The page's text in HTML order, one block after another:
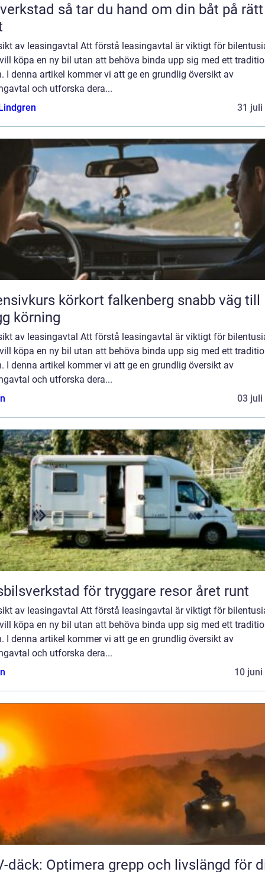
tar du hand om din båt på rätt
av leasingavtal Att förstå leasingavtal är viktigt för
köpa en ny bil utan att behöva binda upp sig med ett
I denna artikel kommer vi att ge en grundlig översikt av
och utforska dera...
31 juli
körkort falkenberg snabb väg till
körning
av leasingavtal Att förstå leasingavtal är viktigt för
köpa en ny bil utan att behöva binda upp sig med ett
I denna artikel kommer vi att ge en grundlig översikt av
och utforska dera...
03 juli
för tryggare resor året runt
av leasingavtal Att förstå leasingavtal är viktigt för
köpa en ny bil utan att behöva binda upp sig med ett
I denna artikel kommer vi att ge en grundlig översikt av
och utforska dera...
10 juni
däck: Optimera grepp och livslängd för